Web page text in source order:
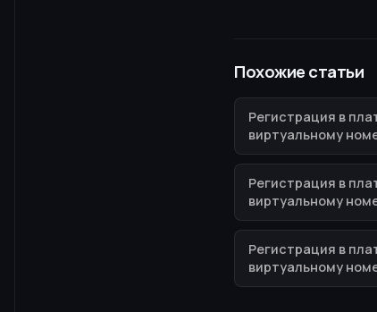
Похожие статьи
Регистрация в
виртуальному
Регистрация в
виртуальному
Регистрация в
виртуальному